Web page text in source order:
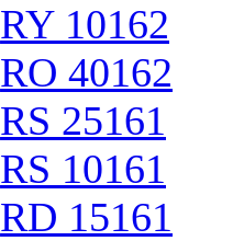
RY 10162
RO 40162
RS 25161
RS 10161
RD 15161